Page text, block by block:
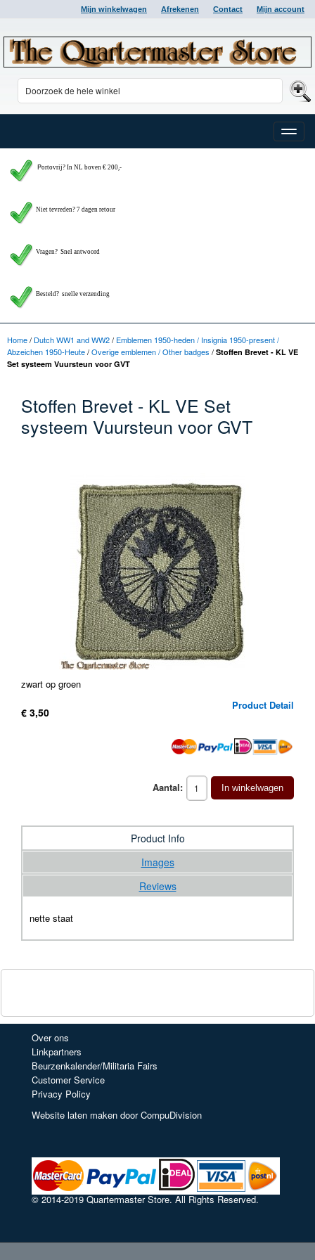
Mijn winkelwagen Afrekenen Contact Mijn account
Toggle
Portovrij? In NL boven € 200,-
Niet tevreden? 7 dagen retour
Vragen? Snel antwoord
Besteld? snelle verzending
Home/ Dutch WW1 and WW2/ Emblemen 1950-heden / Insignia 1950-present /
Abzeichen 1950-Heute/Overige emblemen / Other badges / Stoffen Brevet - KL VE
Set systeem Vuursteun voor GVT
Stoffen Brevet - KL VE Set
systeem Vuursteun voor GVT
zwart op groen
Product Detail
€ 3,50
Aantal: In winkelwagen
Product Info
Images
Reviews
nette staat
Over ons
Linkpartners
Beurzenkalender/Militaria Fairs
Customer Service
Privacy Policy
Website laten maken door CompuDivision
© 2014-2019 Quartermaster Store. All Rights Reserved.